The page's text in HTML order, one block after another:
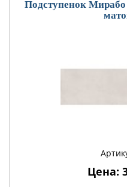
Подступенок
Цена: